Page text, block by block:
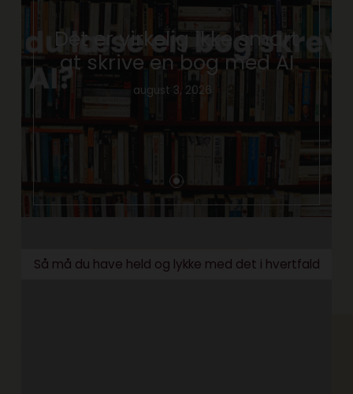
Det er virkelig ikke smart
at skrive en bog med AI
august 3, 2026
Så må du have held og lykke med det i hvertfald